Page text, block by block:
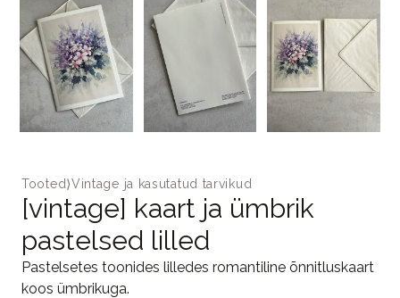
Tooted⟩Vintage ja kasutatud tarvikud
[vintage] kaart ja ümbrik
pastelsed lilled
Pastelsetes toonides lilledes romantiline õnnitluskaart
koos ümbrikuga.